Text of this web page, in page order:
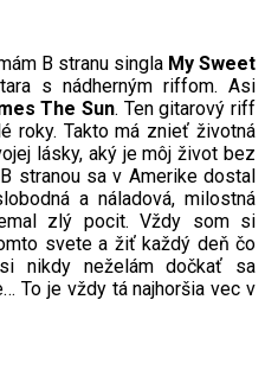
B stranu singla My Sweet
s nádherným riffom. Asi
The Sun. Ten gitarový riff
roky. Takto má znieť životná
lásky, aký je môj život bez
stranou sa v Amerike dostal
a náladová, milostná
zlý pocit. Vždy som si
svete a žiť každý deň čo
nikdy neželám dočkať sa
To je vždy tá najhoršia vec v